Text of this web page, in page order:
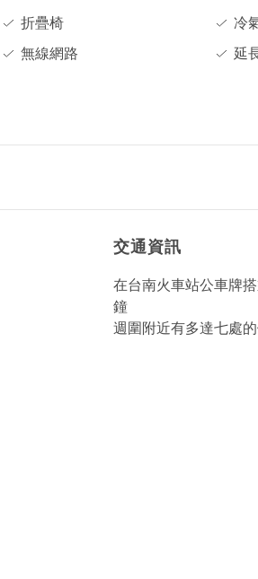
折疊椅
冷
無線網路 延
交通資訊
在台南火車站公車牌
鐘
週圍附近有多達七處